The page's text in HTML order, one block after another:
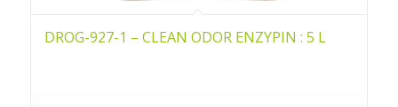
DROG-927-1 – CLEAN ODOR ENZYPIN : 5 L